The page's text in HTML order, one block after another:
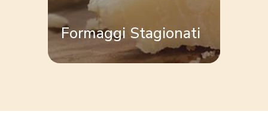
Formaggi Stagionati